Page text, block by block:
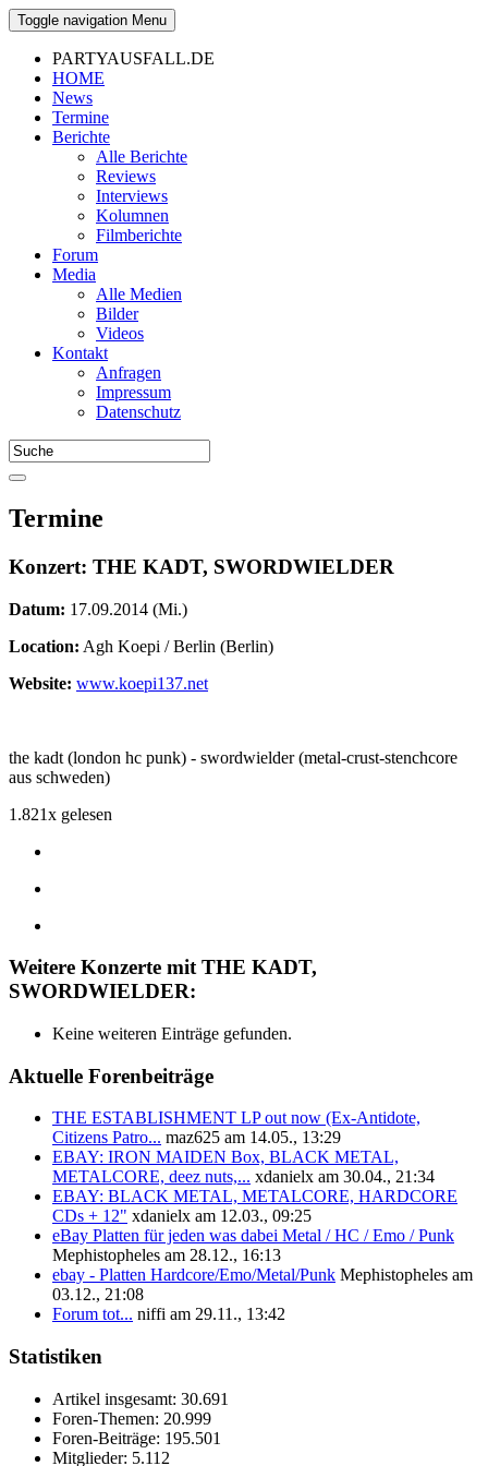
Toggle navigation Menu
PARTYAUSFALL.DE
HOME
News
Termine
Berichte
Alle Berichte
Reviews
Interviews
Kolumnen
Filmberichte
Forum
Media
Alle Medien
Bilder
Videos
Kontakt
Anfragen
Impressum
Datenschutz
Termine
Konzert: THE KADT, SWORDWIELDER
Datum: 17.09.2014 (Mi.)
Location: Agh Koepi / Berlin (Berlin)
Website: www.koepi137.net
the kadt (london hc punk) - swordwielder (metal-crust-stenchcore
aus schweden)
1.821x gelesen
Weitere Konzerte mit THE KADT,
SWORDWIELDER:
Keine weiteren Einträge gefunden.
Aktuelle Forenbeiträge
THE ESTABLISHMENT LP out now (Ex-Antidote,
Citizens Patro... maz625 am 14.05., 13:29
EBAY: IRON MAIDEN Box, BLACK METAL,
METALCORE, deez nuts,... xdanielx am 30.04., 21:34
EBAY: BLACK METAL, METALCORE, HARDCORE
CDs + 12" xdanielx am 12.03., 09:25
eBay Platten für jeden was dabei Metal / HC / Emo / Punk
Mephistopheles am 28.12., 16:13
ebay - Platten Hardcore/Emo/Metal/Punk Mephistopheles am
03.12., 21:08
Forum tot... niffi am 29.11., 13:42
Statistiken
Artikel insgesamt: 30.691
Foren-Themen: 20.999
Foren-Beiträge: 195.501
Mitglieder: 5.112